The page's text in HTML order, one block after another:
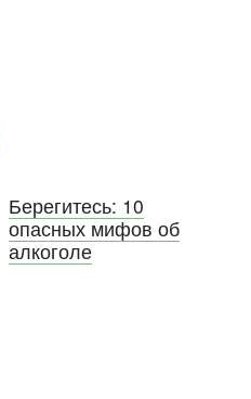
Берегитесь: 10
опасных мифов об
алкоголе